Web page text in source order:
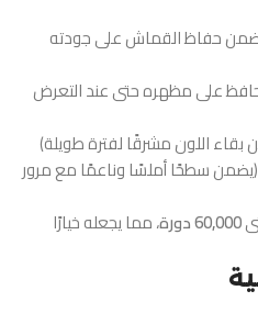
(يضمن حفاظ القماش على جودته
(يحافظ على مظهره حتى عند التعرض
3-4 (يضمن سطحًا أملسًا وناعمًا مع مرور
60,000 دورة
، مما يجعله خيارًا